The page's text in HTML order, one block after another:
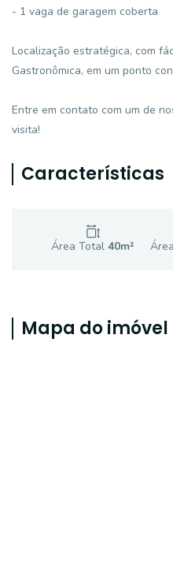
- 1 vaga de garagem coberta
Localização estratégica, com
Gastronômica, em um ponto
Entre em contato com um de
visita!
Características
Área Total 40m²
Mapa do imóvel